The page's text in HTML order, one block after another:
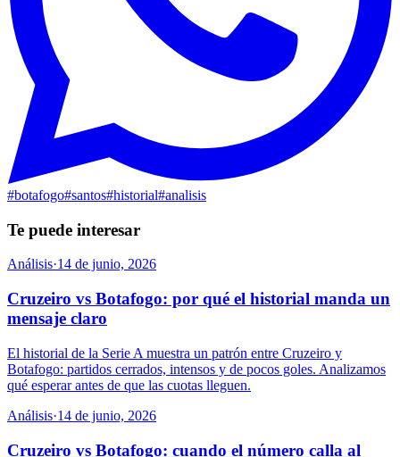
#botafogo#santos#historial#analisis
Te puede interesar
Análisis·14 de junio, 2026
Cruzeiro vs Botafogo: por qué el historial manda un
mensaje claro
El historial de la Serie A muestra un patrón entre Cruzeiro y
Botafogo: partidos cerrados, intensos y de pocos goles. Analizamos
qué esperar antes de que las cuotas lleguen.
Análisis·14 de junio, 2026
Cruzeiro vs Botafogo: cuando el número calla al